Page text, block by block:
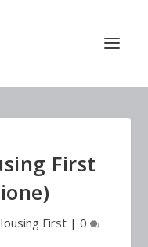
First
First | 0